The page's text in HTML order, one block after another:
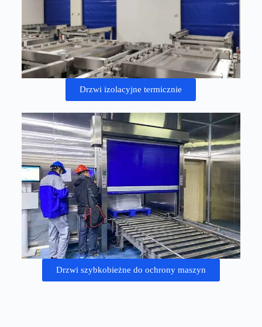
Drzwi izolacyjne termicznie
Drzwi szybkobieżne do ochrony maszyn